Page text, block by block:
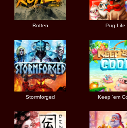
Rotten Pug Life
Stormforged Keep 'em